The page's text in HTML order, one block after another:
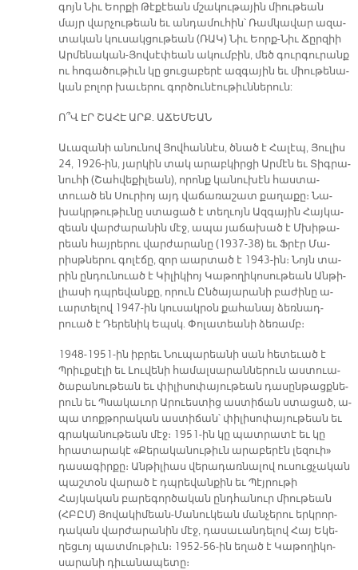
գոյն Նիւ Եոր­քի Թէ­քէեան մշա­կու­թա­յին միու­թեան
մայր վար­չու­թեան եւ ան­դա­մու­հին՝ Ռամ­կա­վար ա­զա­
տա­կան կու­սակ­ցու­թեան (ՌԱԿ) Նիւ Եորք-Նիւ Ճըր­զիի
Ար­մե­նա­կան-Յով­սէ­փեան ա­կու­մբին, մեծ գուր­գու­րանք
ու հո­գա­ծու­թիւն կը ցու­ցա­բե­րէ ազ­գա­յին եւ միու­թե­նա­
կան բո­լոր խա­ւե­րու գոր­ծու­նէու­թիւն­նե­րուն:
Ո՞Վ ԷՐ ՇԱ­ՀԷ ԱՐՔ. Ա­ՃԵ­ՄԵԱՆ
Ա­ւա­զա­նի ա­նու­նով Յով­հան­նէս, ծնած է Հա­լէպ, Յու­լիս
24, 1926-ին, յար­կին տակ ա­րաբ­կիր­ցի Ար­մէն եւ Տիգ­րա­
նու­հի (Շահ­վե­քի­լեան), ո­րոնք կա­նու­խէն հաս­տա­
տուած են Սու­րիոյ այդ վա­ճա­ռա­շատ քա­ղա­քը։ Նա­
խակր­թու­թիւ­նը ստա­ցած է տեղ­ւոյն Ազ­գա­յին Հայ­կա­
զեան վար­ժա­րա­նին մէջ, ա­պա յա­ճա­խած է Մխի­թա­
րեան հայ­րե­րու վար­ժա­րա­նը (1937-38) եւ Ֆրէր Մա­
րիսթ­նե­րու գո­լէ­ճը, զոր աար­տած է 1943-ին։ Նոյն տա­
րին ըն­դու­նուած է Կի­լի­կիոյ Կա­թո­ղի­կո­սու­թեան Ան­թի­
լիա­սի դպրե­վան­քը, ո­րուն Ըն­ծա­յա­րա­նի բա­ժի­նը ա­
ւար­տե­լով 1947-ին կու­սակ­րօն քա­հա­նայ ձեռ­նադ­
րուած է Դե­րե­նիկ Եպսկ. Փո­լա­տեա­նի ձե­ռամբ։
1948-1951-ին իբ­րեւ Նու­պա­րեա­նի սան հե­տե­ւած է
Պրիւք­սէ­լի եւ Լու­վե­նի հա­մալ­սա­րան­նե­րուն աս­տուա­
ծա­բա­նու­թեան եւ փի­լի­սո­փա­յու­թեան դա­սըն­թացք­նե­
րուն եւ Պսա­կա­ւոր Ա­րուես­տից աս­տի­ճան ստա­ցած, ա­
պա տոք­թո­րա­կան աս­տի­ճան՝ փի­լի­սո­փա­յու­թեան եւ
գրա­կա­նու­թեան մէջ։ 1951-ին կը պատ­րա­տէ եւ կը
հրա­տա­րա­կէ «Քե­րա­կա­նու­թիւն ա­րա­բե­րէն լե­զուի»
դա­սա­գիր­քը։ Ան­թի­լիաս վե­րա­դառ­նա­լով ու­սուց­չա­կան
պաշ­տօն վա­րած է դպրե­վան­քին եւ Պէյ­րու­թի
Հայկական բարեգործական ընդհանուր միութեան
(ՀԲԸ­Մ) Յո­վա­կի­մեան-Մա­նու­կեան ման­չե­րու երկ­րոր­
դա­կան վար­ժա­րա­նին մէջ, դա­սա­ւան­դե­լով Հայ Ե­կե­
ղեց­ւոյ պատ­մու­թիւն։ 1952-56-ին ե­ղած է Կա­թո­ղի­կո­
սա­րա­նի դի­ւա­նա­պե­տը։